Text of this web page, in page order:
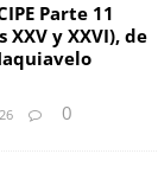
Parte 11
XXV y XXVI), de
0